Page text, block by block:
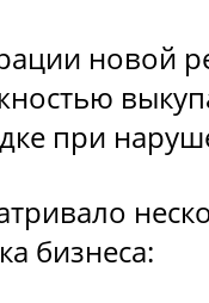
новой
при
бизнеса: